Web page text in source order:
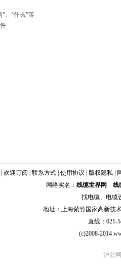
、“什么”等
欢迎订阅 联系方式| 使用协议 版权隐私|
网络实名： 线缆世界网
线
找电缆、 电缆
地址：上海紫竹国家高新技
直线：021-
(c)2008-2014
沪公